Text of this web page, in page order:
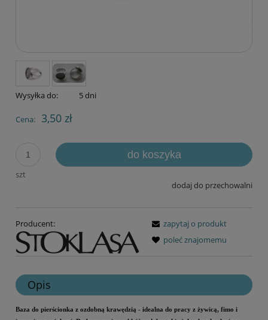
Wysyłka do: 5 dni
Cena: 3,50 zł
szt
do koszyka
dodaj do przechowalni
Producent:
zapytaj o produkt
poleć znajomemu
Opis
Baza do pierścionka z ozdobną krawędzią - idealna do pracy z żywicą, fimo i